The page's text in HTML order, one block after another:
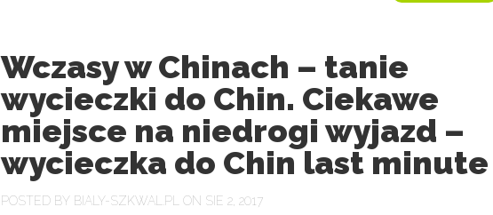
Wczasy w Chinach – tanie
wycieczki do Chin. Ciekawe
miejsce na niedrogi wyjazd –
wycieczka do Chin last minute
POSTED BY BIALY-SZKWAL.PL ON SIE 2, 2017